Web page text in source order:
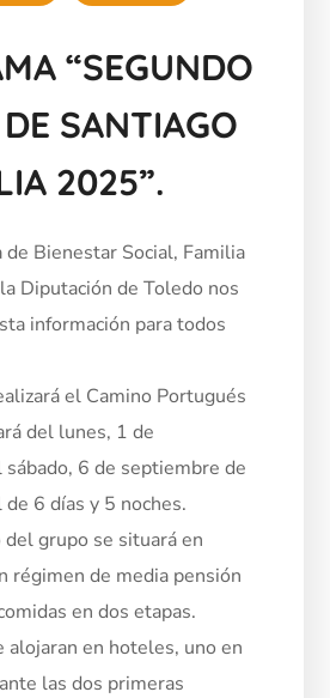
“SEGUNDO
SANTIAGO
2025”.
Bienestar Social, Familia
Diputación de Toledo nos
información para todos
el Camino Portugués
del lunes, 1 de
6 de septiembre de
6 días y 5 noches.
grupo se situará en
régimen de media pensión
en dos etapas.
alojaran en hoteles, uno en
las dos primeras